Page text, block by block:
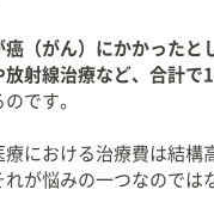
癌（がん）にかかったと
放射線治療など、合計で
です。
療における治療費は結構
れが悩みの一つなのでは